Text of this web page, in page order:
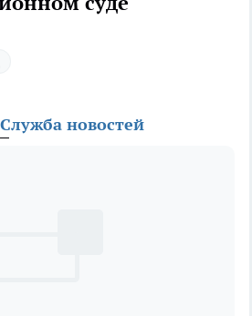
Служба новостей